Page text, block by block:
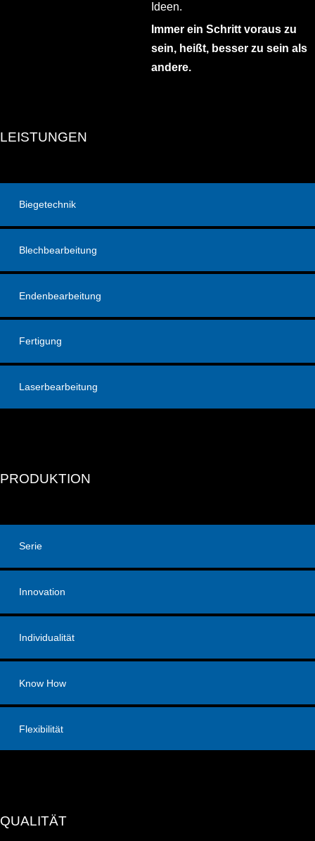
LEISTUNGEN
Biegetechnik
Blechbearbeitung
Endenbearbeitung
Fertigung
Laserbearbeitung
PRODUKTION
Serie
Innovation
Individualität
Know How
Flexibilität
QUALITÄT
Ideen.
Immer ein Schritt voraus zu
sein, heißt, besser zu sein als
andere.